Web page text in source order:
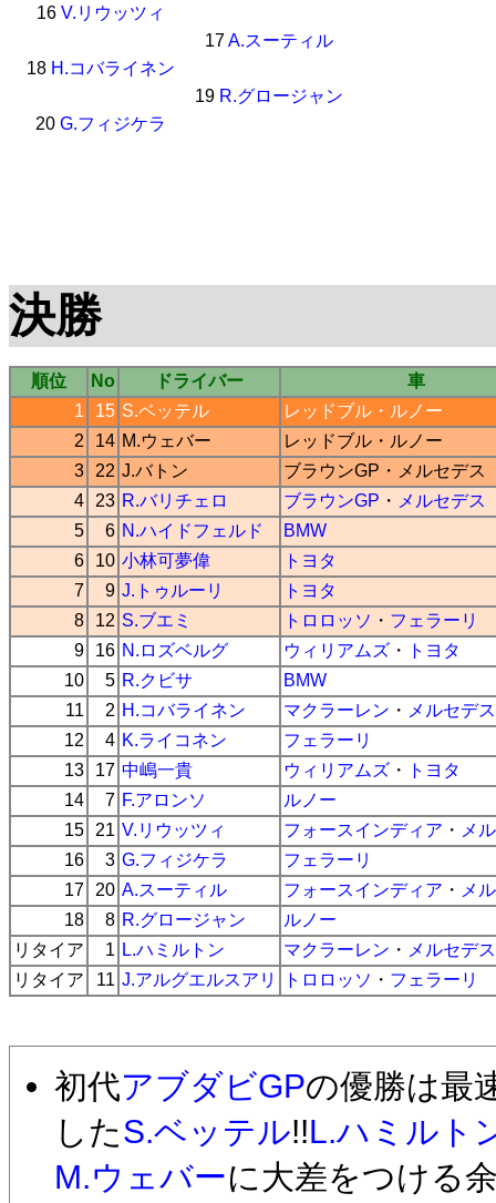
16 V.リウッツィ
17A.スーティル
18 H.コバライネン
19 R.グロージャン
20 G.フィジケラ
決勝
順位 No ドライバー
車
1
15 S.ベッテル レッドブル ・ ルノー
2
14 M.ウェバー レッドブル ・ ルノー
3
22 J.バトン ブラウンGP ・ メルセデス
4
23 R.バリチェロ ブラウンGP ・ メルセデス
5
6 N.ハイドフェルド
BMW
6
10 小林可夢偉
トヨタ
7
9 J.トゥルーリ
トヨタ
8
12 S.ブエミ トロロッソ ・ フェラーリ
9
16 N.ロズベルグ ウィリアムズ ・
トヨタ
10
5 R.クビサ
BMW
11
2 H.コバライネン マクラーレン ・ メルセデス
12
4 K.ライコネン
フェラーリ
13
17 中嶋一貴 ウィリアムズ ・
トヨタ
14
7 F.アロンソ
ルノー
15
21 V.リウッツィ フォースインディア ・ メ
16
3 G.フィジケラ
フェラーリ
17
20 A.スーティル フォースインディア ・ メ
18
8 R.グロージャン
ルノー
リタイア
1 L.ハミルトン マクラーレン ・ メルセデス
リタイア
11 J.アルグエルスアリ トロロッソ ・ フェラーリ
初代アブダビGPの優勝は最
したS.ベッテル!!L.ハミルト
M.ウェバーに大差をつける